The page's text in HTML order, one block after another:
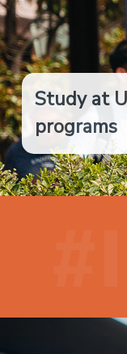
Study at
programs